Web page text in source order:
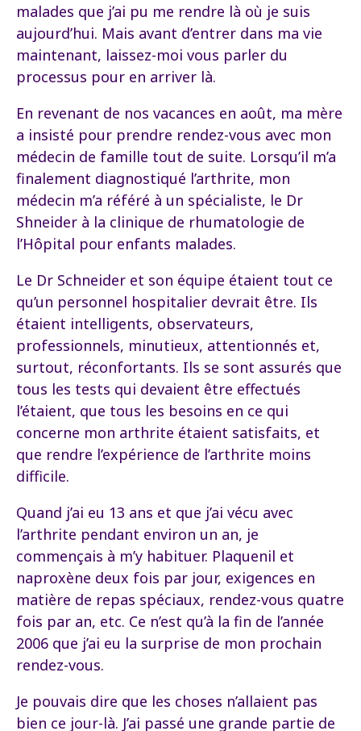
malades que j’ai pu me rendre là où je suis
aujourd’hui. Mais avant d’entrer dans ma vie
maintenant, laissez-moi vous parler du
processus pour en arriver là.
En revenant de nos vacances en août, ma mère
a insisté pour prendre rendez-vous avec mon
médecin de famille tout de suite. Lorsqu’il m’a
finalement diagnostiqué l’arthrite, mon
médecin m’a référé à un spécialiste, le Dr
Shneider à la clinique de rhumatologie de
l’Hôpital pour enfants malades.
Le Dr Schneider et son équipe étaient tout ce
qu’un personnel hospitalier devrait être. Ils
étaient intelligents, observateurs,
professionnels, minutieux, attentionnés et,
surtout, réconfortants. Ils se sont assurés que
tous les tests qui devaient être effectués
l’étaient, que tous les besoins en ce qui
concerne mon arthrite étaient satisfaits, et
que rendre l’expérience de l’arthrite moins
difficile.
Quand j’ai eu 13 ans et que j’ai vécu avec
l’arthrite pendant environ un an, je
commençais à m’y habituer. Plaquenil et
naproxène deux fois par jour, exigences en
matière de repas spéciaux, rendez-vous quatre
fois par an, etc. Ce n’est qu’à la fin de l’année
2006 que j’ai eu la surprise de mon prochain
rendez-vous.
Je pouvais dire que les choses n’allaient pas
bien ce jour-là. J’ai passé une grande partie de